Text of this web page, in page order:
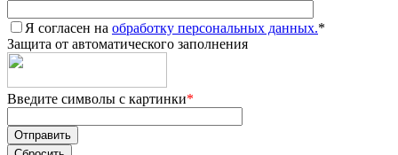
Я согласен на обработку персональных данных.*
Защита от автоматического заполнения
Введите символы с картинки*